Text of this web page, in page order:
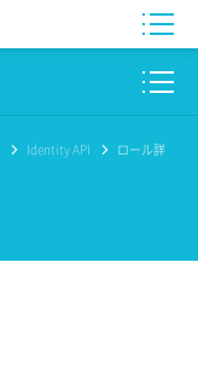
Identity API
ロール詳